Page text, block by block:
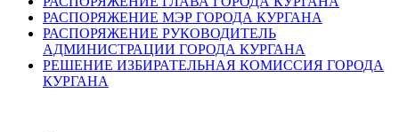
РАСПОРЯЖЕНИЕ МЭР ГОРОДА КУРГАНА
РАСПОРЯЖЕНИЕ РУКОВОДИТЕЛЬ
АДМИНИСТРАЦИИ ГОРОДА КУРГАНА
РЕШЕНИЕ ИЗБИРАТЕЛЬНАЯ КОМИССИЯ ГОРОДА
КУРГАНА